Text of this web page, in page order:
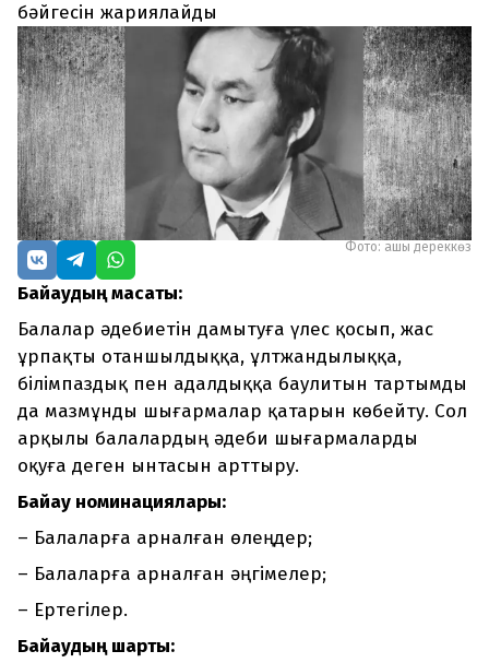
бәйгесін жариялайды
Фото: ашық дереккөз
Байқаудың мақсаты:
Балалар әдебиетін дамытуға үлес қосып, жас
ұрпақты отаншылдыққа, ұлтжандылыққа,
білімпаздық пен адалдыққа баулитын тартымды
да мазмұнды шығармалар қатарын көбейту. Сол
арқылы балалардың әдеби шығармаларды
оқуға деген ынтасын арттыру.
Байқау номинациялары:
– Балаларға арналған өлеңдер;
– Балаларға арналған әңгімелер;
– Ертегілер.
Байқаудың шарты: